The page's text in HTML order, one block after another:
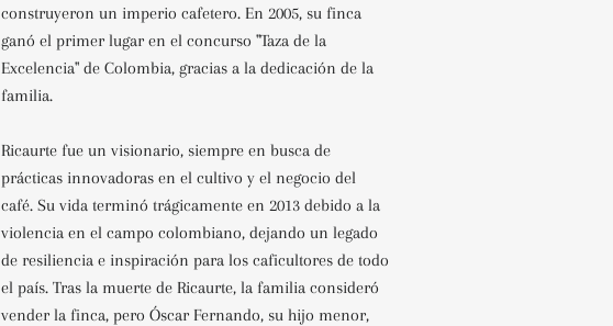
construyeron un imperio cafetero. En 2005, su finca
ganó el primer lugar en el concurso "Taza de la
Excelencia" de Colombia, gracias a la dedicación de la
familia.
Ricaurte fue un visionario, siempre en busca de
prácticas innovadoras en el cultivo y el negocio del
café. Su vida terminó trágicamente en 2013 debido a la
violencia en el campo colombiano, dejando un legado
de resiliencia e inspiración para los caficultores de todo
el país. Tras la muerte de Ricaurte, la familia consideró
vender la finca, pero Óscar Fernando, su hijo menor,